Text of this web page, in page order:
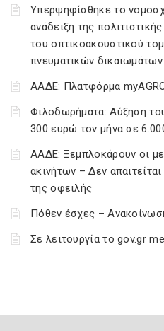
Υπερψηφίσθηκε το
ανάδειξη της
του οπτικοακουστικού
πνευματικών δικαιωμάτων
ΑΑΔΕ: Πλατφόρμα
Φιλοδωρήματα: Αύξηση
300 ευρώ τον μήνα σε
ΑΑΔΕ: Ξεμπλοκάρουν οι
ακινήτων – Δεν
της οφειλής
Πόθεν έσχες –
Σε λειτουργία το gov.gr